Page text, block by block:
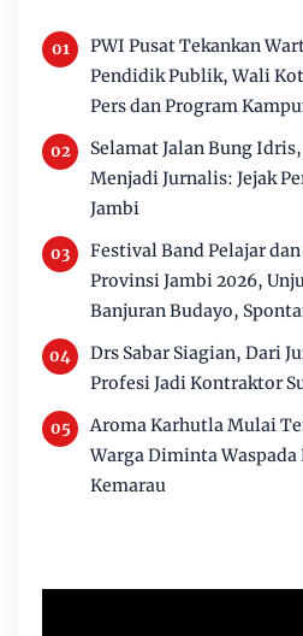
PWI Pusat Tekankan
Pendidik Publik, Wali
Pers dan Program
Selamat Jalan Bung
Menjadi Jurnalis: Jejak
Jambi
Festival Band Pelajar dan
Provinsi Jambi 2026,
Banjuran Budayo,
Drs Sabar Siagian, Dari
Profesi Jadi Kontraktor
Aroma Karhutla Mulai
Warga Diminta Waspada
Kemarau